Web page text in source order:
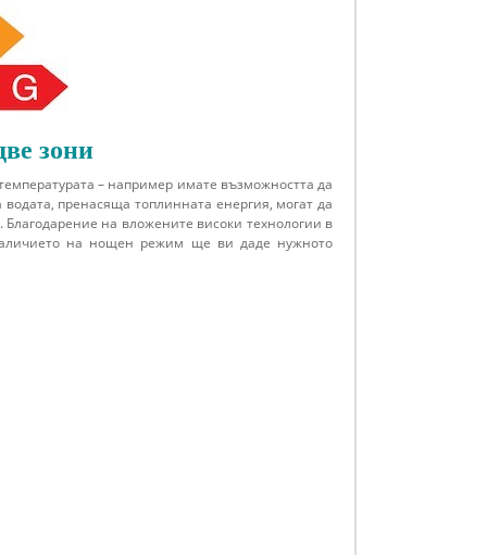
зони
– например имате възможността да
пренасяща топлинната енергия, могат да
на вложените високи технологии в
на нощен режим ще ви даде нужното